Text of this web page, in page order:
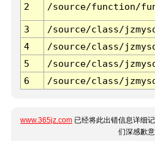
2 /source/function/
3 /source/class/
4
/source/class/
5
/source/class/
6
/source/class/
www.365jz.com 已经将此出错信息详细
们深感歉